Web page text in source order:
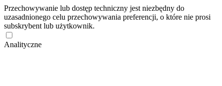
Przechowywanie lub dostęp techniczny jest niezbędny do
uzasadnionego celu przechowywania preferencji, o które nie prosi
subskrybent lub użytkownik.
Analityczne